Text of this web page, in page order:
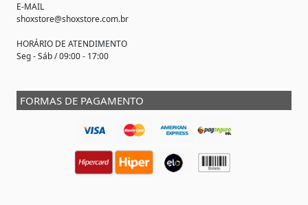
E-MAIL
shoxstore@shoxstore.com.br
HORÁRIO DE ATENDIMENTO
Seg - Sáb / 09:00 - 17:00
FORMAS DE PAGAMENTO